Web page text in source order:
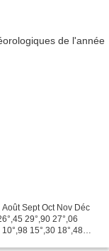
Sept Oct Nov Déc
29°,90 27°,06
15°,30 18°,48